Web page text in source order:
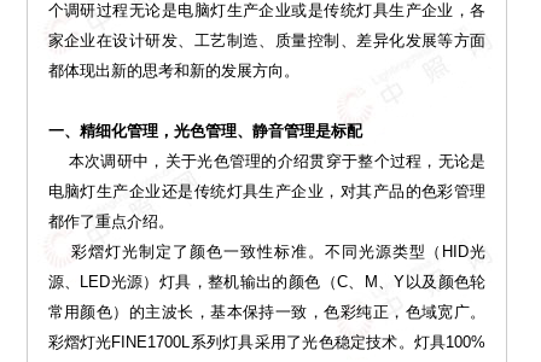
个调研过程无论是电脑灯生产企业或是传统灯具生产企业，各
家企业在设计研发、工艺制造、质量控制、差异化发展等方面
都体现出新的思考和新的发展方向。
一、精细化管理，光色管理、静音管理是标配
本次调研中，关于光色管理的介绍贯穿于整个过程，无论是
电脑灯生产企业还是传统灯具生产企业，对其产品的色彩管理
都作了重点介绍。
彩熠灯光制定了颜色一致性标准。不同光源类型（HID光
源、LED光源）灯具，整机输出的颜色（C、M、Y以及颜色轮
常用颜色）的主波长，基本保持一致，色彩纯正，色域宽广。
彩熠灯光FINE1700L系列灯具采用了光色稳定技术。灯具100%